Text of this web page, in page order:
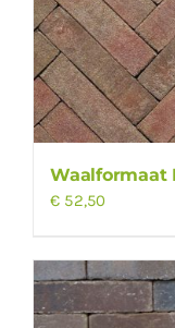
Waalformaat
€ 52,50